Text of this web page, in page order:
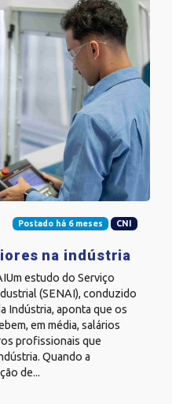
Postado há 6 meses CNI
na indústria
estudo do Serviço
(SENAI), conduzido
Indústria, aponta que os
em média, salários
profissionais que
Quando a
de...